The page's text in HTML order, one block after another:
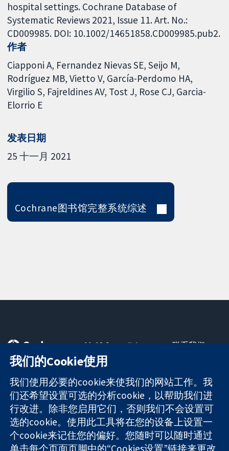
hospital settings. Cochrane Database of
Systematic Reviews 2021, Issue 11. Art. No.:
CD009985. DOI: 10.1002/14651858.CD009985.pub2.
作者
Ciapponi A Fernandez Nievas SE Seijo M
Rodríguez MB Vietto V García-Perdomo HA
Virgilio S Fajreldines AV Tost J Rose CJ Garcia-
Elorrio E
发表日期
25 十一月 2021
Cochrane图书馆完整系统综述
可信任的证据
知情决定
更完善的医疗健
康
11-13 Cavendish
Square
London
W1G 0AN
United Kingdom
联系我们
关于我们
工作机会
Cochrane
Library
我们的Cookie使用
我们使用必要的cookie来使我们的网站工作。我
们还希望设置可选的分析cookie，以帮助我们进
行改进。除非您启用它们，否则我们不会设置可
选的cookie。使用此工具将在您的设备上设置一
个cookie来记住您的偏好。您随时可以随时通过
单击每个页面页脚中的“Cookies设置”链接来更改